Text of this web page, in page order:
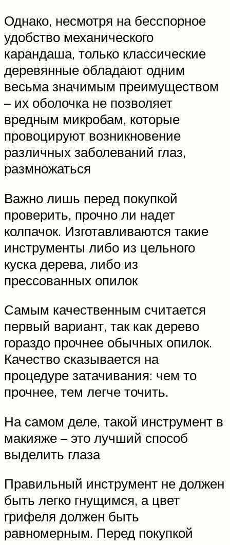
Однако, несмотря на бесспорное
удобство механического
карандаша, только классические
деревянные обладают одним
весьма значимым преимуществом
– их оболочка не позволяет
вредным микробам, которые
провоцируют возникновение
различных заболеваний глаз,
размножаться
Важно лишь перед покупкой
проверить, прочно ли надет
колпачок. Изготавливаются такие
инструменты либо из цельного
куска дерева, либо из
прессованных опилок
Самым качественным считается
первый вариант, так как дерево
гораздо прочнее обычных опилок.
Качество сказывается на
процедуре затачивания: чем то
прочнее, тем легче точить.
На самом деле, такой инструмент в
макияже – это лучший способ
выделить глаза
Правильный инструмент не должен
быть легко гнущимся, а цвет
грифеля должен быть
равномерным. Перед покупкой